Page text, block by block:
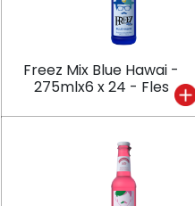
Freez Mix Blue Hawai -
275mlx6 x 24 - Fles